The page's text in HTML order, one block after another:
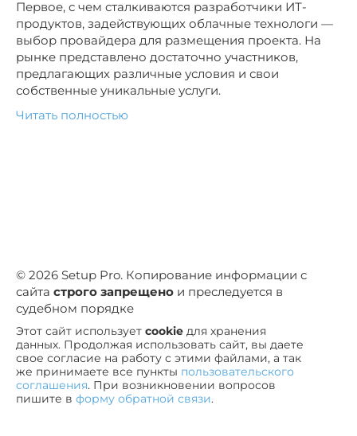
Первое, с чем сталкиваются разработчики ИТ-
продуктов, задействующих облачные технологи —
выбор провайдера для размещения проекта. На
рынке представлено достаточно участников,
предлагающих различные условия и свои
собственные уникальные услуги.
Читать полностью
© 2026 Setup Pro. Копирование информации с
сайта строго запрещено и преследуется в
судебном порядке
Этот сайт использует cookie для хранения
данных. Продолжая использовать сайт, вы даете
свое согласие на работу с этими файлами, а так
же принимаете все пункты пользовательского
соглашения. При возникновении вопросов
пишите в форму обратной связи.